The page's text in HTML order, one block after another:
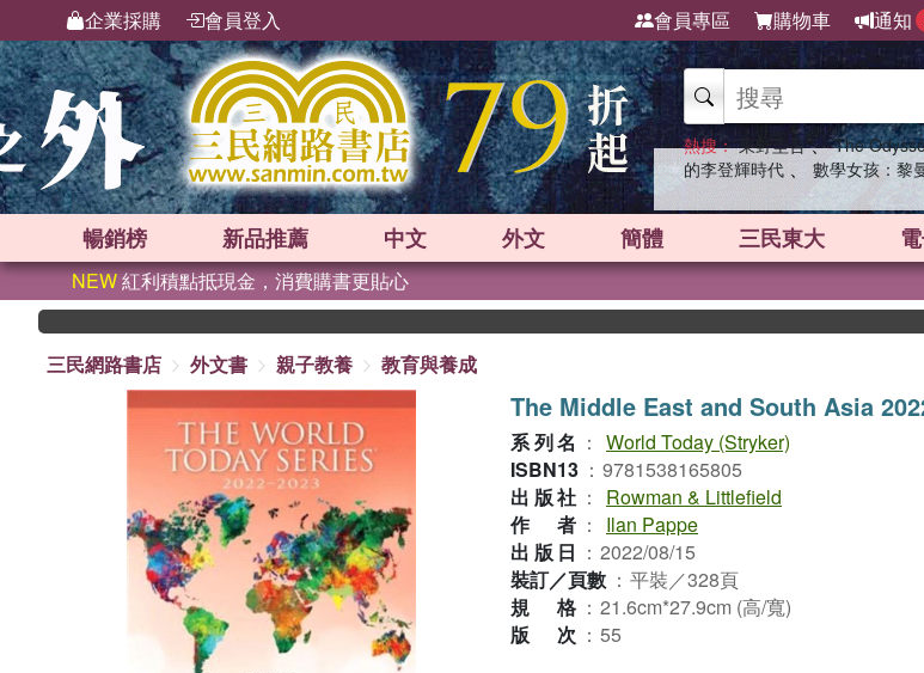
企業採購 會員登入 會員專區 購物車 通知
熱搜： 東野圭吾 、 The
的李登輝時代 、 數學女孩：黎
暢銷榜 新品推薦 中文 外文 簡體 三民東大
NEW紅利積點抵現金，消費購書更貼心
三民網路書店
外文書 親子教養 教育與養成
The Middle East and South Asia
系列名 ： World Today (Stryker)
ISBN13 ： 9781538165805
出版社 ：
Rowman & Littlefield
作者 ：
Ilan Pappe
出版日 ： 2022/08/15
裝訂／頁數 ： 平裝／328頁
規格 ： 21.6cm*27.9cm (高/寬)
版次 ： 55